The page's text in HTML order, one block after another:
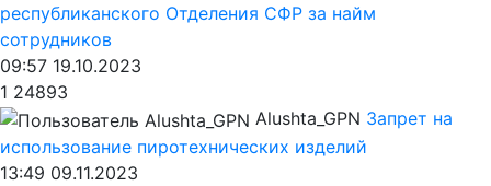
республиканского Отделения СФР за найм
сотрудников
09:57 19.10.2023
1 24893
Alushta_GPN Запрет на
использование пиротехнических изделий
13:49 09.11.2023